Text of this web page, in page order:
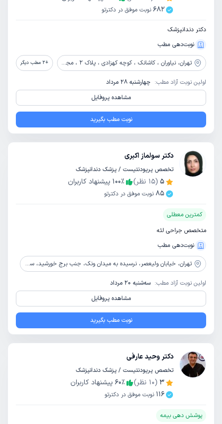
682 نوبت موفق در دکترتو
دکتر دندانپزشک
نوبت‌دهی مطب
تهران، نیاوران ، کاشانک ، کوچه کهزادی ، پلاک 2 ، مجتمع نیکا ، طبقه اول +
2 مطب دیگر
اولین نوبت آزاد مطب: چهارشنبه 28 مرداد
مشاهده پروفایل
نوبت مطب بگیرید
دکتر سولماز اکبری
تخصص پریودنتیست / پزشک دندانپزشک
5
(
15 نظر) 100٪
پیشنهاد کاربران
85 نوبت موفق در دکترتو
کمترین معطلی
متخصص جراحی لثه
نوبت‌دهی مطب
تهران، خیابان ولیعصر، نرسیده به میدان ونک، جنب برج خورشید، ساختمان 1266، طبقه 5، واحد 19
اولین نوبت آزاد مطب: سه‌شنبه 20 مرداد
مشاهده پروفایل
نوبت مطب بگیرید
دکتر وحید عارفی
تخصص پریودنتیست / پزشک دندانپزشک
3
(
10 نظر) 60٪
پیشنهاد کاربران
116 نوبت موفق در دکترتو
پوشش دهی بیمه